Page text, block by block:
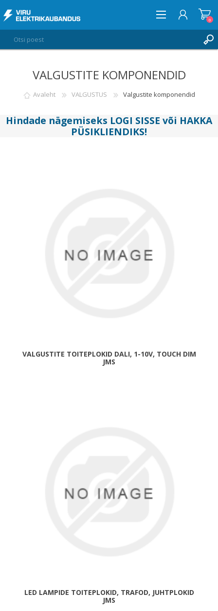
LOGI SISSE
SOOVIKORV
0
VALGUSTITE KOMPONENDID
Avaleht VALGUSTUS Valgustite komponendid
Hindade nägemiseks LOGI SISSE või HAKKA
PÜSIKLIENDIKS!
VALGUSTITE TOITEPLOKID DALI, 1-10V, TOUCH DIM
JMS
LED LAMPIDE TOITEPLOKID, TRAFOD, JUHTPLOKID
JMS